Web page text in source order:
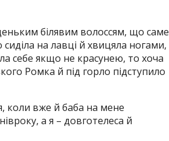
білявим волоссям, що саме
на лавці й хвицяла ногами,
себе якщо не красунею, то хоча
Ромка й під горло підступило
коли вже й баба на мене
а я – довготелеса й